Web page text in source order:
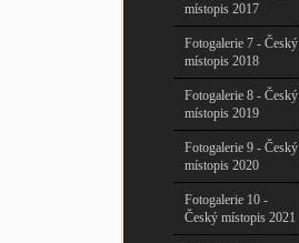
místopis 2017
Fotogalerie 7 - Český
místopis 2018
Fotogalerie 8 - Český
místopis 2019
Fotogalerie 9 - Český
místopis 2020
Fotogalerie 10 -
Český místopis 2021